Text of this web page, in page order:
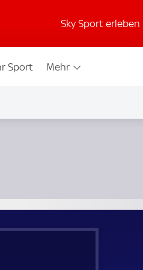
Sky Sport erleben
Sport Mehr